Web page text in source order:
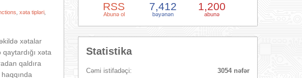
,xəta tipləri
xətalar
xəta
qaldıra
RSS
Abunə ol
7,412
bəyənən
1,200
abunə
Statistika
Cəmi istifadəçi: 3054 nəfər